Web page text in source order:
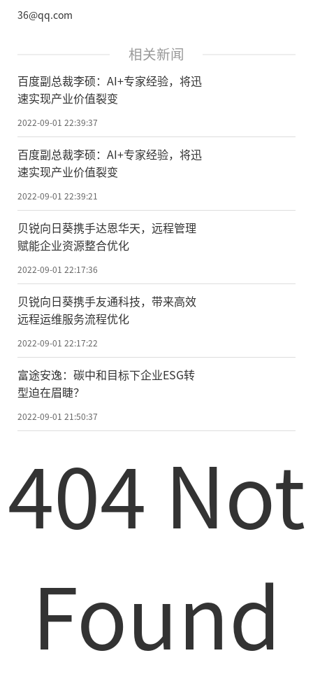
36@qq.com
相关新闻
百度副总裁李硕：AI+专家经验，将迅
速实现产业价值裂变
2022-09-01 22:39:37
百度副总裁李硕：AI+专家经验，将迅
速实现产业价值裂变
2022-09-01 22:39:21
贝锐向日葵携手达恩华天，远程管理
赋能企业资源整合优化
2022-09-01 22:17:36
贝锐向日葵携手友通科技，带来高效
远程运维服务流程优化
2022-09-01 22:17:22
富途安逸：碳中和目标下企业ESG转
型迫在眉睫？
2022-09-01 21:50:37
404 Not
Found